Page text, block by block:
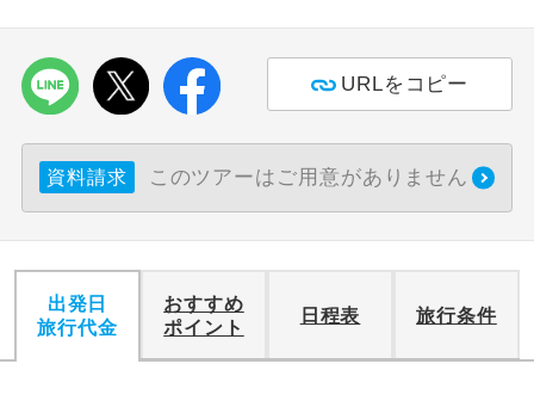
URLをコピー
資料請求 このツアーはご用意がありません
出発日
旅行代金
おすすめ
ポイント
日程表 旅行条件
ス2席利用
す。